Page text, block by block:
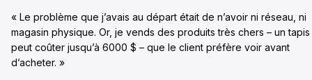
« Le problème que j’avais au départ était de n’avoir ni réseau, ni
magasin physique. Or, je vends des produits très chers – un tapis
peut coûter jusqu’à 6000 $ – que le client préfère voir avant
d’acheter. »